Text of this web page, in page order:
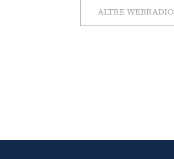
ALTRE WEBRADIO